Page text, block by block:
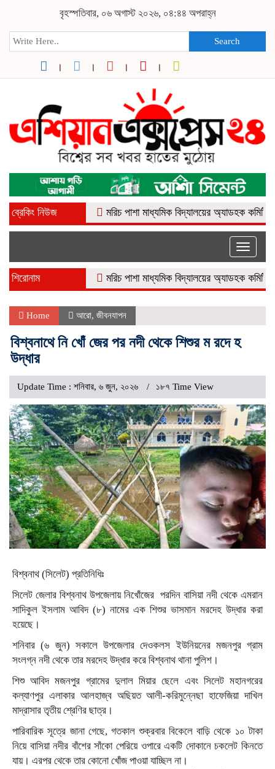
বৃহস্পতিবার, ০৬ অগাস্ট ২০২৬, ০৪:৪৪ অপরাহ্ন
Search
ব্রেকিং নিউজ মরিচ পাশা মাধ্যমিক বিদ্যালয়ের অ্যাডহক কমিটির
Toggle
শিরোনাম মরিচ পাশা মাধ্যমিক বিদ্যালয়ের অ্যাডহক কমিটির
Home আরো, জীবনযাপন
বিশ্বনাথে নি খোঁ জের পর নদী থেকে শিশুর ম রদে হ
উদ্ধার
Update Time : শনিবার, ৬ জুন, ২০২৬ ১৮৭ Time View
বিশ্বনাথ (সিলেট) প্রতিনিধিঃ
সিলেট জেলার বিশ্বনাথ উপজেলায় নিখোঁজের পরদিন বাসিয়া নদী থেকে এমরান
সাদিকুল ইসলাম আবিদ (৮) নামের এক শিশুর ভাসমান মরদেহ উদ্ধার করা
হয়েছে।
শনিবার (৬ জুন) সকালে উপজেলার দেওকলস ইউনিয়নের মজনপুর গ্রাম
সংলগ্ন নদী থেকে তার মরদেহ উদ্ধার করে বিশ্বনাথ থানা পুলিশ।
​শিশু আবিদ মজনপুর গ্রামের দুলাল মিয়ার ছেলে এবং সিলেট মহানগরের
কল্যাণপুর এলাকার আলহাজ্ব অছিয়ত আলী-করিমুন্নেছা হাফেজিয়া দাখিল
মাদ্রাসার তৃতীয় শ্রেণির ছাত্র।
​পারিবারিক সূত্রে জানা গেছে, গতকাল শুক্রবার বিকেলে বাড়ি থেকে ১০ টাকা
নিয়ে বাসিয়া নদীর বাঁশের সাঁকো পেরিয়ে ওপারে একটি দোকানে চকলেট কিনতে
যায়। এরপর থেকে তার কোনো খোঁজ পাওয়া যাচ্ছিল না।